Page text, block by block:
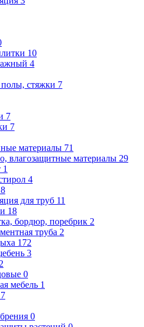
10
4
стяжки 7
7
7
материалы 71
влагозащитные материалы 29
1
4
8
для труб 11
18
бордюр, поребрик 2
труба 2
172
3
2
0
мебель 1
7
0